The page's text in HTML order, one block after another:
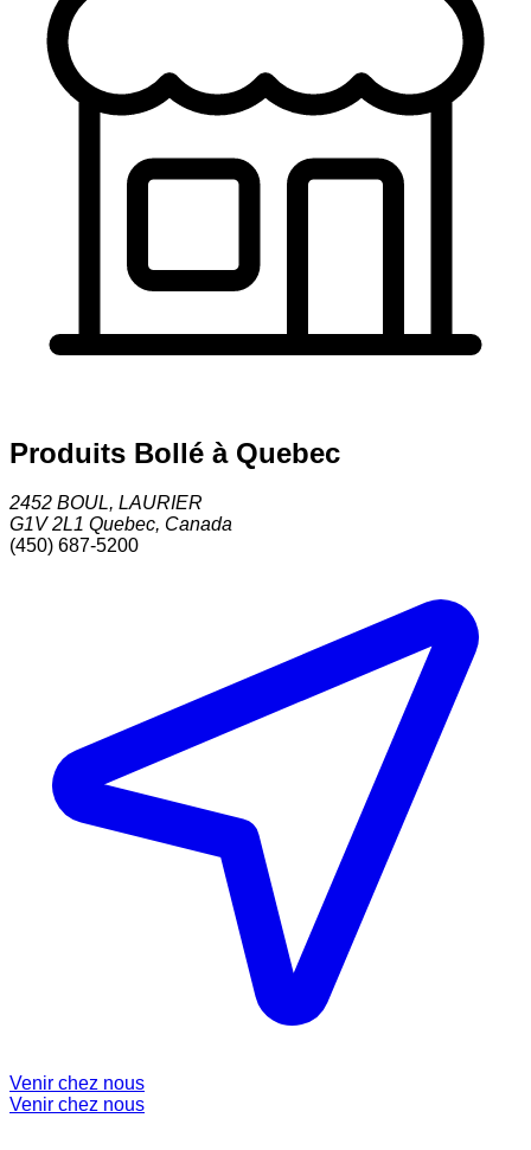
Produits Bollé à Quebec
2452 BOUL, LAURIER
G1V 2L1 Quebec, Canada
(450) 687-5200
Venir chez nous
Venir chez nous